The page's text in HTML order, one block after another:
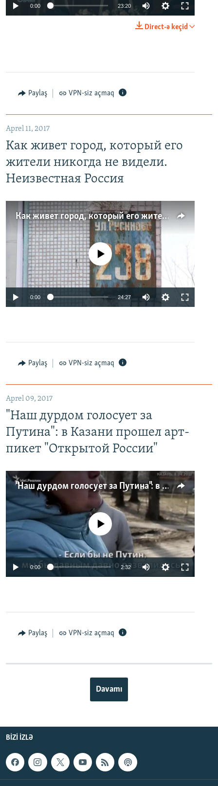
0:00 23:20
Direct-ə keçid
Paylaş VPN-siz açmaq
Aprel 11, 2017
Как живет город, который его
жители никогда не видели.
Неизвестная Россия
Как живет город, который его жители никогда не видели. Неизвестная Россия
No media source currently available
0:00 24:27
Paylaş VPN-siz açmaq
Aprel 09, 2017
"Наш дурдом голосует за
Путина": в Казани прошел арт-
пикет "Открытой России"
"Наш дурдом голосует за Путина": в Казани прошел арт-пикет "Открытой России"
No media source currently available
0:00 2:32
Paylaş VPN-siz açmaq
Davamı
BIZI IZLƏ